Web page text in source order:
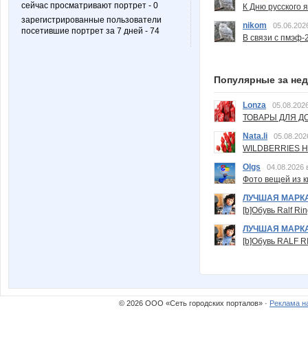
сейчас просматривают портрет - 0
зарегистрированные пользователи
посетившие портрет за 7 дней - 74
К Дню русского
nikom
В связи с пмэф-
Популярные за
Lonza
ТОВАРЫ ДЛЯ
Nata.li
Olgs
04.08.2026
Фото вещей из
ЛУЧШАЯ
[b]Обувь Ralf
ЛУЧШАЯ
[b]Обувь RALF
© 2026 ООО «Сеть городских порталов» · Реклама